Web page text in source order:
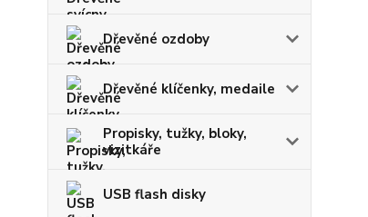
Dřevěné ozdoby
Dřevěné klíčenky, medaile
Propisky, tužky, bloky,
vizitkáře
USB flash disky